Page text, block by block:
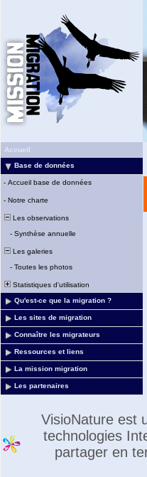
Accueil
Base de données
- Accueil base de données
- Notre charte
Les observations
- Synthèse annuelle
Les galeries
- Toutes les photos
Statistiques d'utilisation
Qu'est-ce que la migration ?
Les sites de migration
Connaître les migrateurs
Ressources et liens
La mission migration
Les partenaires
VisioNature est
technologies
partager en